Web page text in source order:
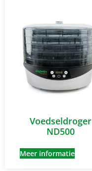
Voedseldroger
ND500
Meer informatie